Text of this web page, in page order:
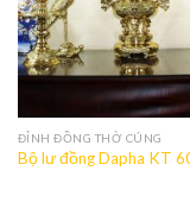
ĐỈNH ĐỒNG THỜ CÚNG
Bộ lư đồng Dapha KT